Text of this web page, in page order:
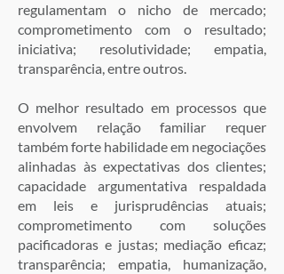
regulamentam o nicho de mercado;
comprometimento com o resultado;
iniciativa; resolutividade; empatia,
transparência, entre outros.
O melhor resultado em processos que
envolvem relação familiar requer
também forte habilidade em negociações
alinhadas às expectativas dos clientes;
capacidade argumentativa respaldada
em leis e jurisprudências atuais;
comprometimento com soluções
pacificadoras e justas; mediação eficaz;
transparência; empatia, humanização,